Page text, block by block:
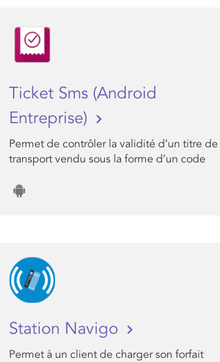
Ticket Sms (Android
Entreprise)
Permet de contrôler la validité d’un titre de
transport vendu sous la forme d’un code
Station Navigo
Permet à un client de charger son forfait